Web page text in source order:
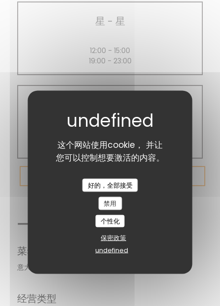
这个网站使用cookie， 并让
您可以控制想要激活的内容。
好的，全部接受
禁用
个性化
保密政策
undefined
星 - 星
12:00 - 15:00
19:00 - 23:00
19:00 - 22:00
一般信息
菜肴
意大利餐厅 - 比萨店, 意大利面, 新鲜产品, 自制, 意大利
经营类型